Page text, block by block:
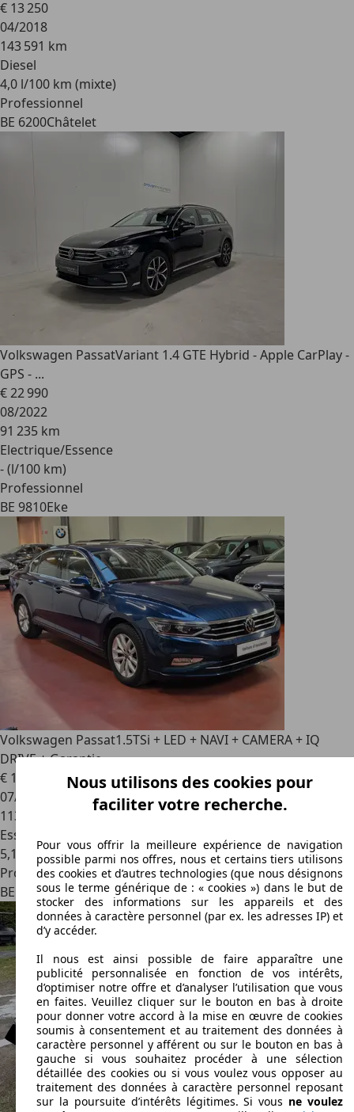
€ 13 250
04/2018
143 591 km
Diesel
4,0 l/100 km (mixte)
Professionnel
BE 6200Châtelet
Volkswagen PassatVariant 1.4 GTE Hybrid - Apple CarPlay -
GPS - ...
€ 22 990
08/2022
91 235 km
Electrique/Essence
- (l/100 km)
Professionnel
BE 9810Eke
Volkswagen Passat1.5TSi + LED + NAVI + CAMERA + IQ
DRIVE + Garantie
€ 19 450
07/2021
113 262 km
Essence
5,1 l/100 km (mixte)
Professionnel
BE 1070Anderlecht
Nous utilisons des cookies pour
faciliter votre recherche.
Pour vous offrir la meilleure expérience de navigation
possible parmi nos offres, nous et certains tiers utilisons
des cookies et d’autres technologies (que nous désignons
sous le terme générique de : « cookies ») dans le but de
stocker des informations sur les appareils et des
données à caractère personnel (par ex. les adresses IP) et
d’y accéder.
Il nous est ainsi possible de faire apparaître une
publicité personnalisée en fonction de vos intérêts,
d’optimiser notre offre et d’analyser l’utilisation que vous
en faites. Veuillez cliquer sur le bouton en bas à droite
pour donner votre accord à la mise en œuvre de cookies
soumis à consentement et au traitement des données à
caractère personnel y afférent ou sur le bouton en bas à
gauche si vous souhaitez procéder à une sélection
détaillée des cookies ou si vous voulez vous opposer au
traitement des données à caractère personnel reposant
sur la poursuite d’intérêts légitimes. Si vous ne voulez